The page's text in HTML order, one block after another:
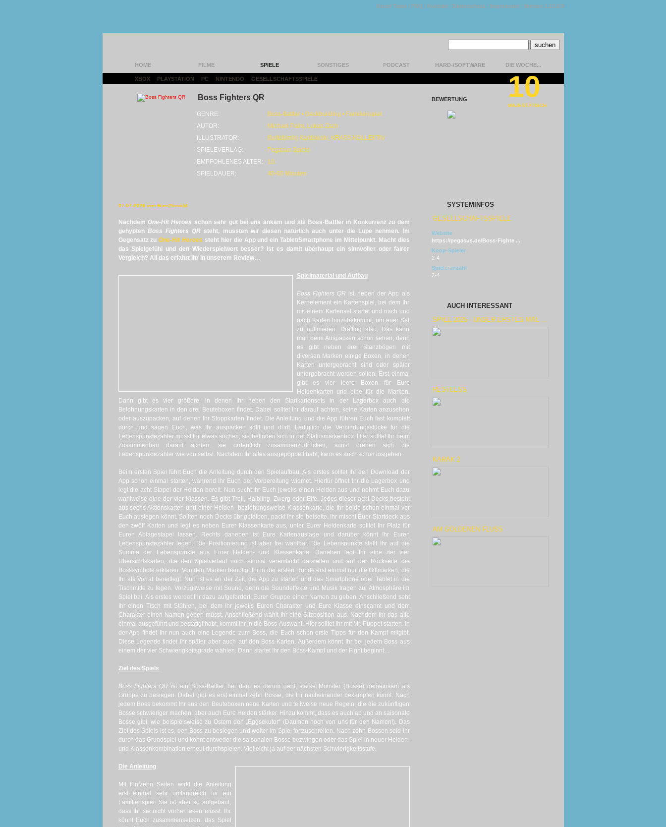
Unser Team | FAQ | Kontakt | Datenschutz | Impressum | Version 1.13.0.9
HOME FILME SPIELE SONSTIGES PODCAST HARD-/SOFTWARE DIE WOCHE...
XBOX PLAYSTATION PC NINTENDO GESELLSCHAFTSSPIELE
Boss Fighters QR
GENRE:
Boss-Battler • Deckbuilding • Familienspiel
AUTOR:
Michael Palm, Lukas Zach
ILLUSTRATOR:
Bartolomiej Kardowski, KRASS KOLLEKTIV
SPIELEVERLAG:
Pegasus Spiele
EMPFOHLENES ALTER:
10
SPIELDAUER:
40-60 Minuten
BEWERTUNG 10
MAJESTÄTISCH
07.07.2026 von Born2bewild
Nachdem One-Hit Heroes schon sehr gut bei uns ankam und als Boss-Battler in Konkurrenz zu dem
gehypten Boss Fighters QR steht, mussten wir diesen natürlich auch unter die Lupe nehmen. Im
Gegensatz zuOne-Hit Heroes steht hier die App und ein Tablet/Smartphone im Mittelpunkt. Macht dies
das Spielgefühl und den Wiederspielwert besser? Ist es damit überhaupt ein sinnvoller oder fairer
Vergleich? All das erfahrt Ihr in unserem Review…
Spielmaterial und Aufbau
Boss Fighters QR ist neben der App als
Kernelement ein Kartenspiel, bei dem Ihr
mit einem Kartenset startet und nach und
nach Karten hinzubekommt, um euer Set
zu optimieren. Drafting also. Das kann
man beim Auspacken schon sehen, denn
es gibt neben drei Stanzbögen mit
diversen Marken einige Boxen, in denen
Karten untergebracht sind oder später
untergebracht werden sollen. Erst einmal
gibt es vier leere Boxen für Eure
Heldenkarten und eine für die Marken.
Dann gibt es vier größere, in denen Ihr neben den Startkartensets in der Lagerbox auch die
Belohnungskarten in den drei Beuteboxen findet. Dabei solltet Ihr darauf achten, keine Karten anzusehen
oder auszupacken, auf denen Ihr Stoppkarten findet. Die Anleitung und die App führen Euch fast komplett
durch und sagen Euch, was Ihr auspacken sollt und dürft. Lediglich die Verbindungsstücke für die
Lebenspunktezähler müsst Ihr etwas suchen, sie befinden sich in der Statusmarkenbox. Hier solltet Ihr beim
Zusammenbau darauf achten, sie ordentlich zusammenzudrücken, sonst drehen sich die
Lebenspunktezähler wie von selbst. Nachdem Ihr alles ausgepöppelt habt, kann es auch schon losgehen.
Beim ersten Spiel führt Euch die Anleitung durch den Spielaufbau. Als erstes solltet Ihr den Download der
App schon einmal starten, während Ihr Euch der Vorbereitung widmet. Hierfür öffnet Ihr die Lagerbox und
legt die acht Stapel der Helden bereit. Nun sucht Ihr Euch jeweils einen Helden aus und nehmt Euch dazu
wahlweise eine der vier Klassen. Es gibt Troll, Halbling, Zwerg oder Elfe. Jedes dieser acht Decks besteht
aus sechs Aktionskarten und einer Helden- beziehungsweise Klassenkarte, die Ihr beide schon einmal vor
Euch auslegen könnt. Sollten noch Decks übrigbleiben, packt Ihr sie beiseite. Ihr mischt Euer Startdeck aus
den zwölf Karten und legt es neben Eurer Klassenkarte aus, unter Eurer Heldenkarte solltet Ihr Platz für
Euren Ablagestapel lassen. Rechts daneben ist Eure Kartenauslage und darüber könnt Ihr Euren
Lebenspunktezähler legen. Die Positionierung ist aber frei wählbar. Die Lebenspunkte stellt Ihr auf die
Summe der Lebenspunkte aus Eurer Helden- und Klassenkarte. Daneben legt Ihr eine der vier
Übersichtskarten, die den Spielverlauf noch einmal vereinfacht darstellen und auf der Rückseite die
Bosssymbole erklären. Von den Marken benötigt Ihr in der ersten Runde erst einmal nur die Giftmarken, die
Ihr als Vorrat bereitlegt. Nun ist es an der Zeit, die App zu starten und das Smartphone oder Tablet in die
Tischmitte zu legen. Vorzugsweise mit Sound, denn die Soundeffekte und Musik tragen zur Atmosphäre im
Spiel bei. Als erstes werdet Ihr dazu aufgefordert, Eurer Gruppe einen Namen zu geben. Anschließend seht
Ihr einen Tisch mit Stühlen, bei dem Ihr jeweils Euren Charakter und Eure Klasse einscannt und dem
Charakter einen Namen geben müsst. Anschließend wählt Ihr eine Sitzposition aus. Nachdem Ihr das alle
einmal ausgeführt und bestätigt habt, kommt Ihr in die Boss-Auswahl. Hier solltet Ihr mit Mr. Puppet starten. In
der App findet Ihr nun auch eine Legende zum Boss, die Euch schon erste Tipps für den Kampf mitgibt.
Diese Legende findet Ihr später aber auch auf den Boss-Karten. Außerdem könnt Ihr bei jedem Boss aus
einem der vier Schwierigkeitsgrade wählen. Dann startet Ihr den Boss-Kampf und der Fight beginnt…
Ziel des Spiels
Boss Fighters QR ist ein Boss-Battler, bei dem es darum geht, starke Monster (Bosse) gemeinsam als
Gruppe zu besiegen. Dabei gibt es erst einmal zehn Bosse, die Ihr nacheinander bekämpfen könnt. Nach
jedem Boss bekommt Ihr aus den Beuteboxen neue Karten und teilweise neue Regeln, die die zukünftigen
Bosse schwieriger machen, aber auch Eure Helden stärker. Hinzu kommt, dass es auch ab und an saisonale
Bosse gibt, wie beispielsweise zu Ostern den „Eggsekutor“ (Daumen hoch von uns für den Namen!). Das
Ziel des Spiels ist es, den Boss zu besiegen und weiter im Spiel fortzuschreiten. Nach zehn Bossen seid Ihr
durch das Grundspiel und könnt entweder die saisonalen Bosse bezwingen oder das Spiel in neuer Helden-
und Klassenkombination erneut durchspielen. Vielleicht ja auf der nächsten Schwierigkeitsstufe.
Die Anleitung
Mit fünfzehn Seiten wirkt die Anleitung
erst einmal sehr umfangreich für ein
Familienspiel. Sie ist aber so aufgebaut,
dass Ihr sie nicht vorher lesen müsst. Ihr
könnt Euch zusammensetzen, das Spiel
SYSTEMINFOS
GESELLSCHAFTSSPIELE
Website
https://pegasus.de/Boss-Fighte ...
Koop-Spieler
2-4
Spieleranzahl
2-4
AUCH INTERESSANT
SPIEL 2025 - UNSER ERSTES MAL ...
RESTLESS
KARAK 2
AM GOLDENEN FLUSS